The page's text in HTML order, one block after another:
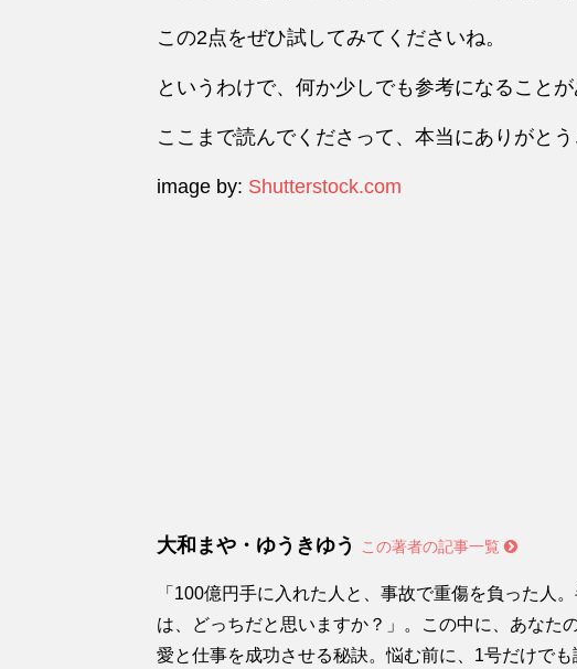
この2点をぜひ試してみてくださいね。
というわけで、何か少しでも参考になることが
ここまで読んでくださって、本当にありがとう
image by: Shutterstock.com
大和まや・ゆうきゆう この著者の記事一覧
「100億円手に入れた人と、事故で重傷を負った人
は、どっちだと思いますか？」。この中に、あなた
愛と仕事を成功させる秘訣。悩む前に、1号だけでも